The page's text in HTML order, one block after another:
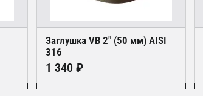
Заглушка VB 2" (50 мм) AISI
316
1 340 ₽